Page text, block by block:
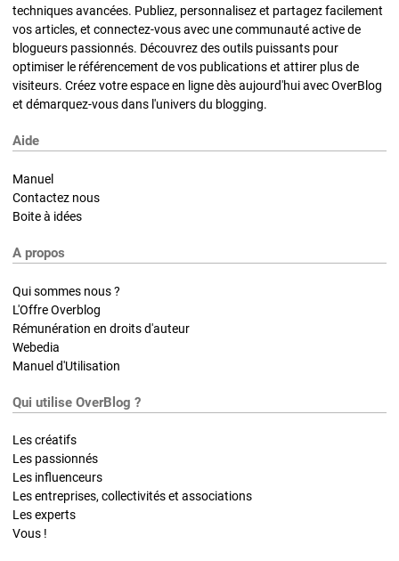
techniques avancées. Publiez, personnalisez et partagez facilement
vos articles, et connectez-vous avec une communauté active de
blogueurs passionnés. Découvrez des outils puissants pour
optimiser le référencement de vos publications et attirer plus de
visiteurs. Créez votre espace en ligne dès aujourd'hui avec OverBlog
et démarquez-vous dans l'univers du blogging.
Aide
Manuel
Contactez nous
Boite à idées
A propos
Qui sommes nous ?
L'Offre Overblog
Rémunération en droits d'auteur
Webedia
Manuel d'Utilisation
Qui utilise OverBlog ?
Les créatifs
Les passionnés
Les influenceurs
Les entreprises, collectivités et associations
Les experts
Vous !